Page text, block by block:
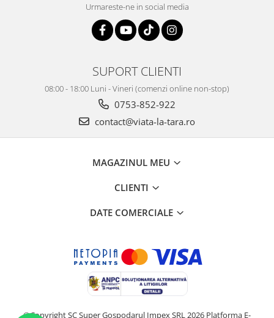
Urmareste-ne in social media
SUPORT CLIENTI
08:00 - 18:00 Luni - Vineri (comenzi online non-stop)
0753-852-922
contact@viata-la-tara.ro
MAGAZINUL MEU
CLIENTI
DATE COMERCIALE
©Copyright SC Super Gospodarul Impex SRL 2026 Platforma E-